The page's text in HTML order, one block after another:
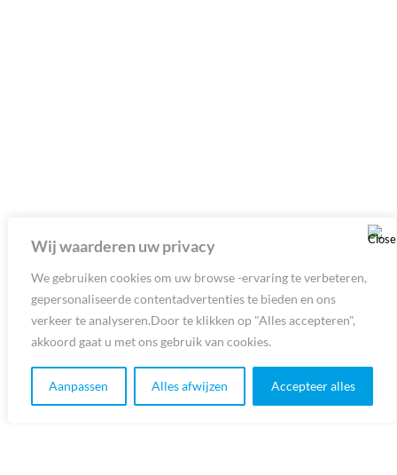
Wij waarderen uw privacy
We gebruiken cookies om uw browse -ervaring te verbeteren,
gepersonaliseerde contentadvertenties te bieden en ons
verkeer te analyseren.Door te klikken op "Alles accepteren",
akkoord gaat u met ons gebruik van cookies.
Aanpassen Alles afwijzen Accepteer alles